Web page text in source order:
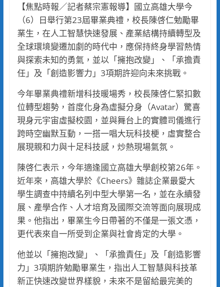
【焦點時報／記者蔡宗憲報導】國立高雄大學今
（6）日舉行第23屆畢業典禮，校長陳啓仁勉勵畢
業生，在人工智慧快速發展、產業結構持續轉型及
全球環境變遷加劇的時代中，應保持終身學習熱情
與探索未知的勇氣，並以「擁抱改變」、「承擔責
任」及「創造影響力」3項期許迎向未來挑戰。
今年畢業典禮新增科技暖場秀，校長陳啓仁緊扣數
位轉型趨勢，首度化身為虛擬分身（Avatar）驚喜
現身元宇宙虛擬校園，並與舞台上的實體司儀進行
跨時空幽默互動，一搭一唱大玩科技梗，虛實整合
展現親和力與十足科技感，炒熱現場氣氛。
陳啓仁表示，今年適逢國立高雄大學創校第26年。
近年來，高雄大學於《Cheers》雜誌企業最愛大
學生調查中持續名列中型大學第一名，並在永續發
展、產學合作、人才培育及國際交流等面向展現成
果。他指出，畢業生今日帶著的不僅是一張文憑，
更代表來自一所受到企業與社會肯定的大學。
他並以「擁抱改變」、「承擔責任」及「創造影響
力」3項期許勉勵畢業生，指出人工智慧與科技革
新正快速改變世界樣貌，未來不是留給最完美的